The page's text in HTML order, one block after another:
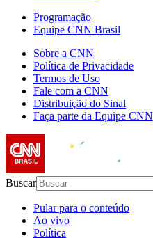
Programação
Equipe CNN Brasil
Sobre a CNN
Política de Privacidade
Termos de Uso
Fale com a CNN
Distribuição do Sinal
Faça parte da Equipe CNN
Buscar
Pular para o conteúdo
Ao vivo
Política